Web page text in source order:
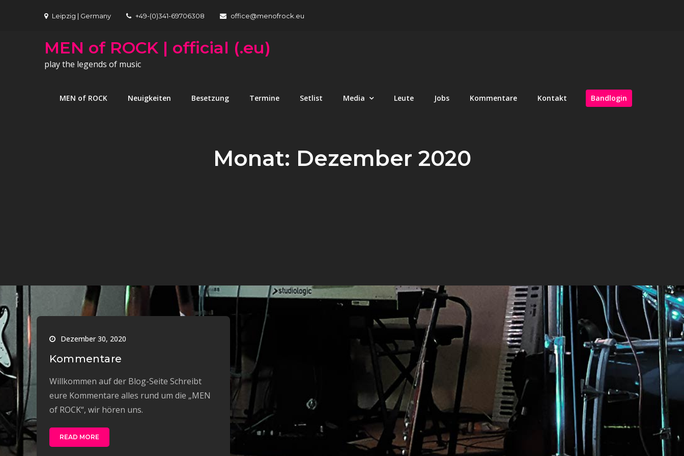
Leipzig | Germany +49-(0)341-69706308 office@menofrock.eu
MEN of ROCK | official (.eu)
play the legends of music
MEN of ROCK Neuigkeiten Besetzung Termine Setlist Media Leute Jobs Kommentare Kontakt Bandlogin
Monat: Dezember 2020
Dezember 30, 2020
Kommentare
Willkommen auf der Blog-Seite Schreibt
eure Kommentare alles rund um die „MEN
of ROCK“, wir hören uns.
READ MORE